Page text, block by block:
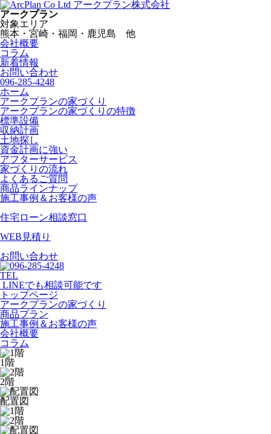
アークプラン株式会社
アークプラン
対象エリア
熊本・宮崎・福岡・鹿児島 他
会社概要
コラム
新着情報
お問い合わせ
096-285-4248
ホーム
アークプランの家づくり
アークプランの家づくりの特徴
標準設備
収納計画
土地探し
資金計画に強い
アフターサービス
家づくりの流れ
よくあるご質問
商品ラインナップ
施工事例＆お客様の声
住宅ローン相談窓口
WEB見積り
お問い合わせ
TEL
LINEでも相談可能です
トップページ
アークプランの家づくり
商品プラン
施工事例＆お客様の声
会社概要
コラム
1階
2階
配置図